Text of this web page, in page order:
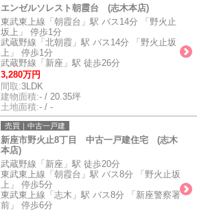
エンゼルソレスト朝霞台 (志木本店)
東武東上線「朝霞台」駅 バス14分 「野火止
坂上」 停歩1分
武蔵野線「北朝霞」駅 バス14分 「野火止坂
上」 停歩1分
武蔵野線「新座」駅 徒歩26分
3,280万円
間取:3LDK
建物面積:- / 20.35坪
土地面積:- / -
売買｜中古一戸建
新座市野火止8丁目 中古一戸建住宅 (志木
本店)
武蔵野線「新座」駅 徒歩20分
東武東上線「朝霞台」駅 バス8分 「野火止坂
上」 停歩5分
東武東上線「志木」駅 バス8分 「新座警察署
前」 停歩6分